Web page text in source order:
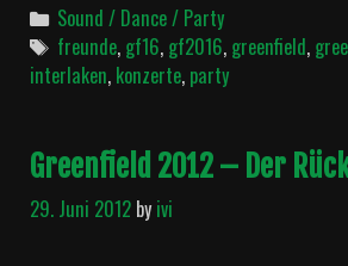
Categories
Sound / Dance / Party
Tags
freunde, gf16, gf2016, greenfield,
interlaken, konzerte, party
Greenfield 2012 – Der
29. Juni 2012 byivi